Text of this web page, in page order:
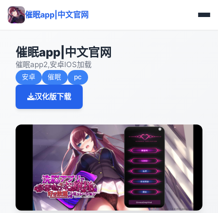
催眠app|中文官网
催眠app|中文官网
催眠app2,安卓IOS加载
安卓 催眠 pc
汉化版下载